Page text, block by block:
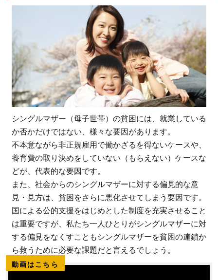
シングルマザー（母子世帯）の貧困には、就業している
か否かだけではない、様々な要因があります。
不本意ながら非正規雇用で働かざるを得ないケースや、
養育費の取り決めをしていない（もらえない）ケースな
どが、代表的な要因です。
また、社会からのシングルマザーに対する偏見的な意
見・見方は、貧困をさらに悪化させてしまう要因です。
国による公的支援をはじめとした制度を充実させること
は重要ですが、私たち一人ひとりがシングルマザーに対
する偏見をなくすこともシングルマザーを貧困の連鎖か
ら救うために必要な課題だと言えるでしょう。
動画はこちら